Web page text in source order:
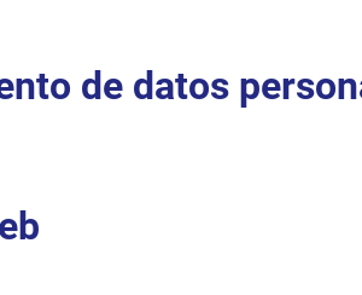
de datos